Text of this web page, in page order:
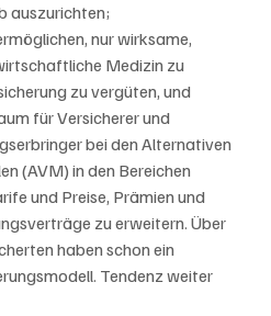
auszurichten;
nur wirksame,
Medizin zu
zu vergüten, und
für Versicherer und
bei den Alternativen
(AVM) in den Bereichen
und Preise, Prämien und
zu erweitern. Über
haben schon ein
Tendenz weiter